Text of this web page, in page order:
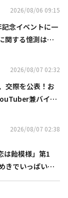
2026/08/06 09:15
念イベントに一
関する憶測は否
2026/08/07 02:32
交際を公表！お
兼バイオ
2026/08/07 02:38
は飴模様」第1
きでいっぱいの